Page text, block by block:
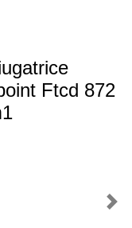
Ftcd 872